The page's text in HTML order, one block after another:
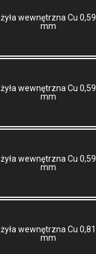
żyła wewnętrzna Cu 0,59
mm
żyła wewnętrzna Cu 0,59
mm
żyła wewnętrzna Cu 0,59
mm
żyła wewnętrzna Cu 0,81
mm